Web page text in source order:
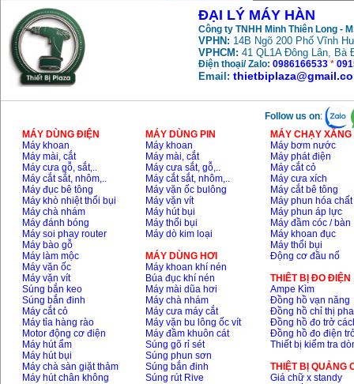
ĐẠI LÝ MÁY HÀN
Công ty TNHH Minh Thiên Long -
VPHN: 14B Ngõ 200 Phố Vĩnh
VPHCM: 41 QL1A Đông Lân, Bà
Điện thoại/ Zalo: 0986166533 *
Email:
Follow us on:
MÁY DÙNG ĐIỆN
Máy khoan
Máy mài, cắt
Máy cưa gỗ, sắt,..
Máy cắt sắt, nhôm,..
Máy đục bê tông
Máy khò nhiệt thổi bụi
Máy chà nhám
Máy đánh bóng
Máy soi phay router
Máy bào gỗ
Máy làm mộc
Máy vặn ốc
Máy vặn vít
Súng bắn keo
Súng bắn đinh
Máy cắt cỏ
Máy tỉa hàng rào
Motor động cơ điện
Máy hút ẩm
Máy hút bụi
Máy chà sàn giặt thảm
Máy hút chân không
MÁY DÙNG PIN
Máy khoan
Máy mài, cắt
Máy cưa sắt, gỗ,..
Máy cắt sắt, nhôm,..
Máy vặn ốc bulông
Máy vặn vít
Máy hút bụi
Máy thổi bụi
Máy dò kim loại
MÁY DÙNG HƠI
Máy khoan khí nén
Búa đục khí nén
Máy mài dũa hơi
Máy chà nhám
Máy cưa máy cắt
Máy vặn bu lông ốc vít
Máy đầm khuôn cát
Súng gõ rỉ sét
Súng phun sơn
Súng bắn đinh
Súng rút Rive
MÁY CHẠY
Máy bơm nước
Máy phát điện
Máy cắt cỏ
Máy cưa xích
Máy cắt bê tông
Máy phun hóa chất
Máy phun áp lực
Máy đầm cóc / bàn
Máy khoan đục
Máy thổi bụi
Động cơ đầu nổ
THIÊT BỊ ĐO ĐIỆN
Ampe Kìm
Đồng hồ vạn năng
Đồng hồ chỉ thị pha
Đồng hồ đo trở
Đồng hồ đo điện
Thiết bị kiểm tra
THIỆT BỊ QUẢNG
Giá chữ x standy